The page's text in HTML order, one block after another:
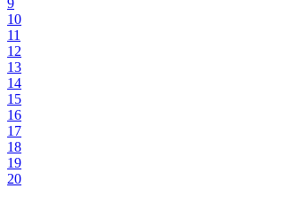
10
11
12
13
14
15
16
17
18
19
20